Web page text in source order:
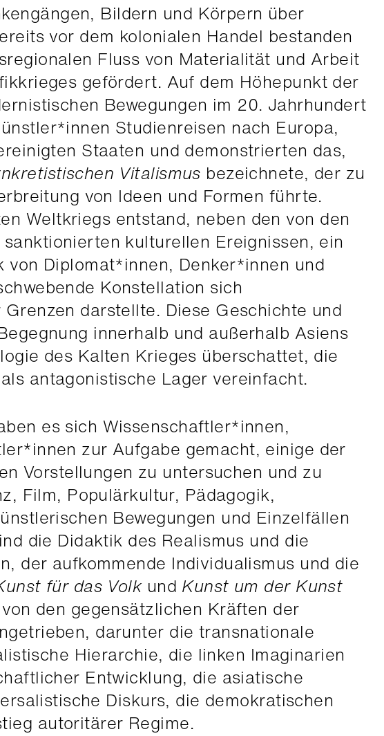
Bildern und Körpern über
vor dem kolonialen Handel bestanden
Fluss von Materialität und Arbeit
gefördert. Auf dem Höhepunkt der
Bewegungen im 20. Jahrhundert
Studienreisen nach Europa,
Staaten und demonstrierten das,
Vitalismus bezeichnete, der zu
von Ideen und Formen führte.
Weltkriegs entstand, neben den von den
kulturellen Ereignissen, ein
von Diplomat*innen, Denker*innen und
Konstellation sich
darstellte. Diese Geschichte und
innerhalb und außerhalb Asiens
des Kalten Krieges überschattet, die
antagonistische Lager vereinfacht.
es sich Wissenschaftler*innen,
zur Aufgabe gemacht, einige der
Vorstellungen zu untersuchen und zu
Film, Populärkultur, Pädagogik,
Bewegungen und Einzelfällen
die Didaktik des Realismus und die
der aufkommende Individualismus und die
für das Volkund Kunst um der Kunst
den gegensätzlichen Kräften der
darunter die transnationale
Hierarchie, die linken Imaginarien
Entwicklung, die asiatische
Diskurs, die demokratischen
autoritärer Regime.